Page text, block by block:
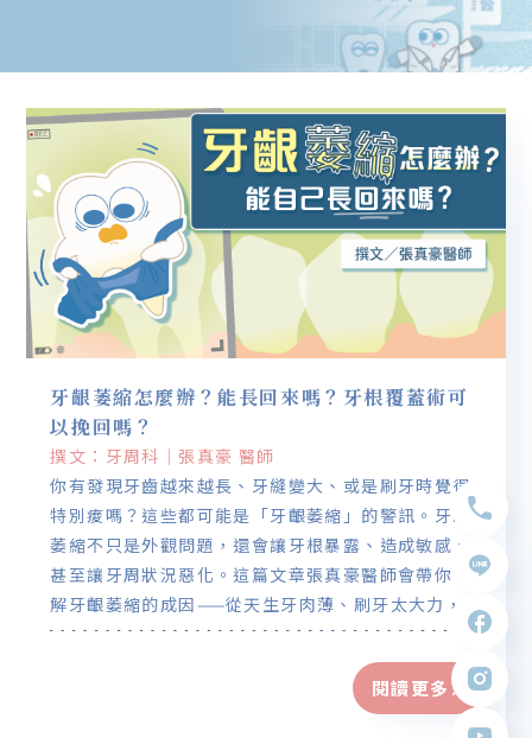
牙齦萎縮怎麼辦？能長回來嗎？牙根覆蓋術可
以挽回嗎？
撰文：牙周科｜張真豪 醫師
你有發現牙齒越來越長、牙縫變大、或是刷牙時覺得
特別痠嗎？這些都可能是「牙齦萎縮」的警訊。牙齦
萎縮不只是外觀問題，還會讓牙根暴露、造成敏感、
甚至讓牙周狀況惡化。這篇文章張真豪醫師會帶你了
解牙齦萎縮的成因——從天生牙肉薄、刷牙太大力，到
咬合壓力、矯正影響，都可能是關鍵。也會說明牙齦
一旦退縮無法自行長回來，目前唯一能有效改善的方
法是「牙根覆蓋術」，讓牙肉恢復厚度與高度。
閱讀更多